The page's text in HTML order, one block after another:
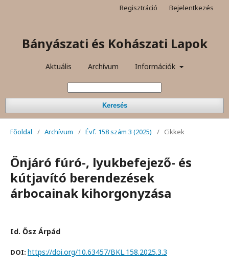
Bányászati és Kohászati Lapok
Aktuális Archívum Információk
Keresés
Regisztráció Bejelentkezés
Főoldal / Archívum / Évf. 158 szám 3 (2025) / Cikkek
Önjáró fúró-, lyukbefejező- és
kútjavító berendezések
árbocainak kihorgonyzása
Id. Ősz Árpád
DOI: https://doi.org/10.63457/BKL.158.2025.3.3